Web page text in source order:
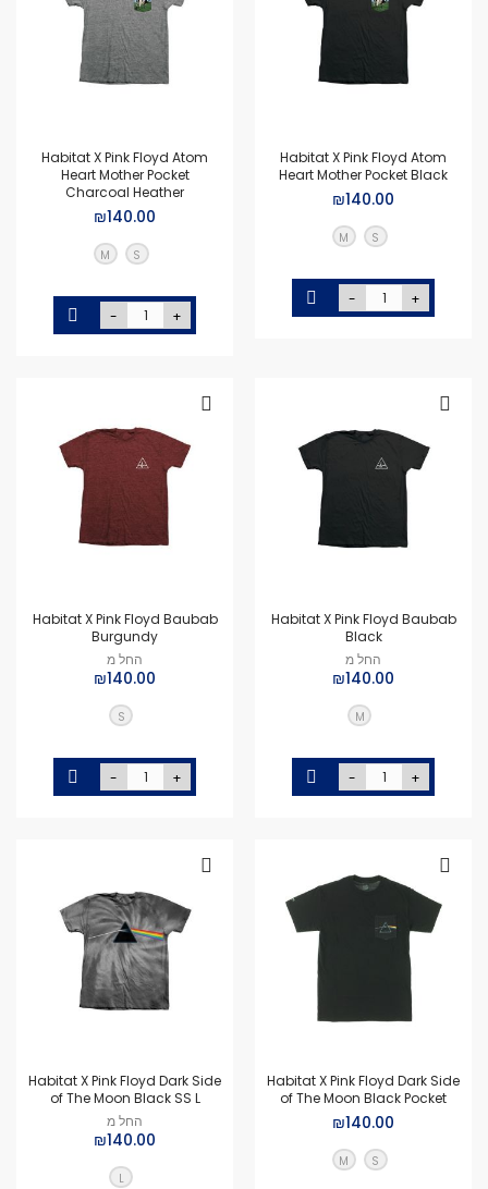
Habitat X Pink Floyd Atom
Heart Mother Pocket Black
₪140.00
S
M
- +
Habitat X Pink Floyd Atom
Heart Mother Pocket
Charcoal Heather
₪140.00
S
M
- +
Habitat X Pink Floyd Baubab
Black
החל מ
₪140.00
M
- +
Habitat X Pink Floyd Baubab
Burgundy
החל מ
₪140.00
S
- +
Habitat X Pink Floyd Dark Side
of The Moon Black Pocket
₪140.00
S
M
Habitat X Pink Floyd Dark Side
of The Moon Black SS L
החל מ
₪140.00
L